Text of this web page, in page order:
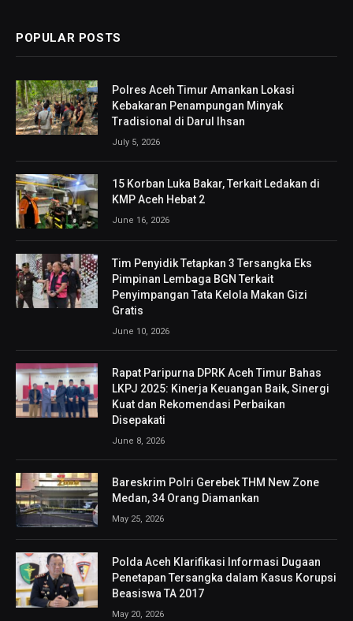
POPULAR POSTS
Polres Aceh Timur Amankan Lokasi
Kebakaran Penampungan Minyak
Tradisional di Darul Ihsan
July 5, 2026
15 Korban Luka Bakar, Terkait Ledakan di
KMP Aceh Hebat 2
June 16, 2026
Tim Penyidik Tetapkan 3 Tersangka Eks
Pimpinan Lembaga BGN Terkait
Penyimpangan Tata Kelola Makan Gizi
Gratis
June 10, 2026
Rapat Paripurna DPRK Aceh Timur Bahas
LKPJ 2025: Kinerja Keuangan Baik, Sinergi
Kuat dan Rekomendasi Perbaikan
Disepakati
June 8, 2026
Bareskrim Polri Gerebek THM New Zone
Medan, 34 Orang Diamankan
May 25, 2026
Polda Aceh Klarifikasi Informasi Dugaan
Penetapan Tersangka dalam Kasus Korupsi
Beasiswa TA 2017
May 20, 2026